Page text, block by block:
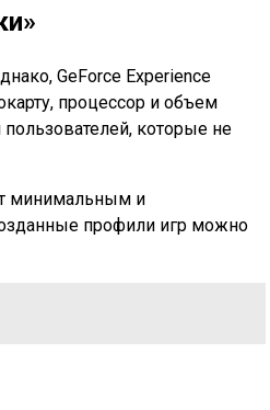
GeForce Experience
процессор и объем
которые не
минимальным и
профили игр можно